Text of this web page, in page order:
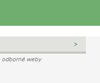
odborné weby